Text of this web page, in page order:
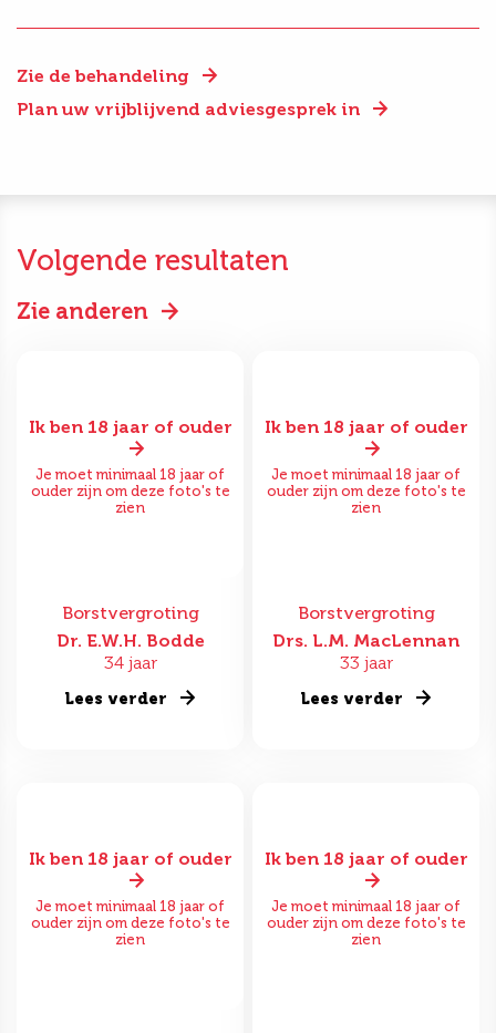
Zie de behandeling
Plan uw vrijblijvend adviesgesprek in
Volgende resultaten
Zie anderen
Ik ben 18 jaar of ouder
Je moet minimaal 18 jaar of
ouder zijn om deze foto's te
zien
Borstvergroting
Dr. E.W.H. Bodde
34 jaar
Lees verder
Ik ben 18 jaar of ouder
Je moet minimaal 18 jaar of
ouder zijn om deze foto's te
zien
Borstvergroting
Drs. L.M. MacLennan
33 jaar
Lees verder
Ik ben 18 jaar of ouder
Je moet minimaal 18 jaar of
ouder zijn om deze foto's te
zien
Ik ben 18 jaar of ouder
Je moet minimaal 18 jaar of
ouder zijn om deze foto's te
zien